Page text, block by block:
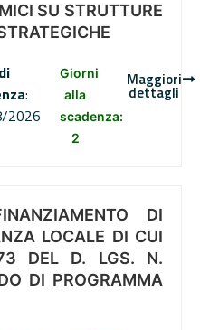
SU STRUTTURE
:
2026
Giorni
alla
scadenza:
2
Maggiori
dettagli
DI
LOCALE DI CUI
DEL D. LGS. N.
DI PROGRAMMA